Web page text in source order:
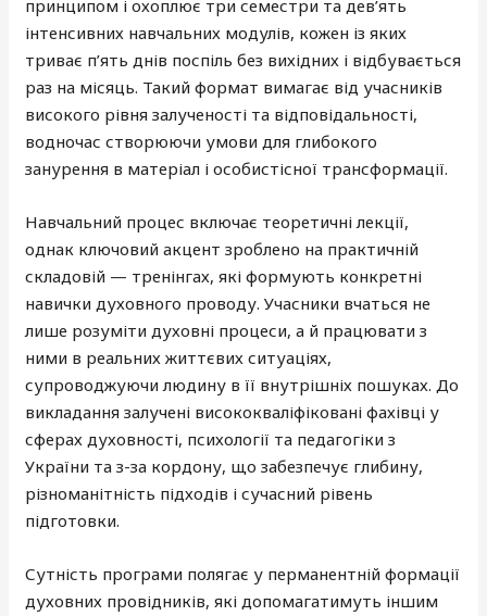
принципом і охоплює три семестри та дев’ять
інтенсивних навчальних модулів, кожен із яких
триває п’ять днів поспіль без вихідних і відбувається
раз на місяць. Такий формат вимагає від учасників
високого рівня залученості та відповідальності,
водночас створюючи умови для глибокого
занурення в матеріал і особистісної трансформації.
Навчальний процес включає теоретичні лекції,
однак ключовий акцент зроблено на практичній
складовій — тренінгах, які формують конкретні
навички духовного проводу. Учасники вчаться не
лише розуміти духовні процеси, а й працювати з
ними в реальних життєвих ситуаціях,
супроводжуючи людину в її внутрішніх пошуках. До
викладання залучені висококваліфіковані фахівці у
сферах духовності, психології та педагогіки з
України та з-за кордону, що забезпечує глибину,
різноманітність підходів і сучасний рівень
підготовки.
Сутність програми полягає у перманентній формації
духовних провідників, які допомагатимуть іншим